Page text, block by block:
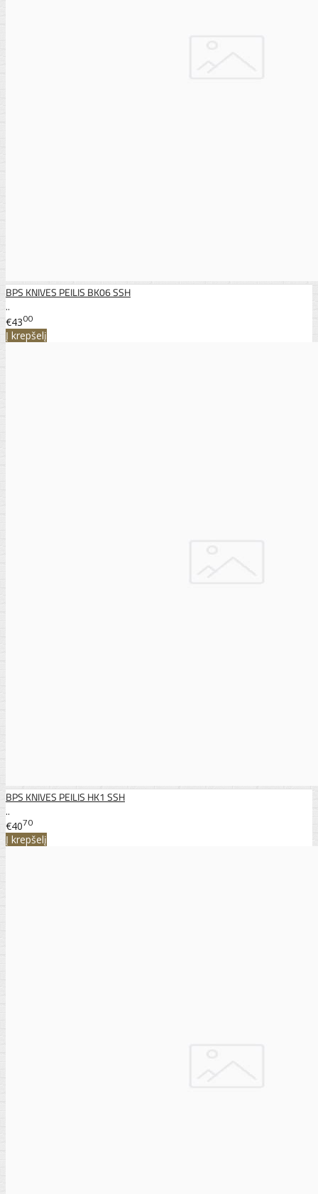
BPS KNIVES PEILIS BK06 SSH
..
€4300
Į krepšelį
BPS KNIVES PEILIS HK1 SSH
..
€4070
Į krepšelį